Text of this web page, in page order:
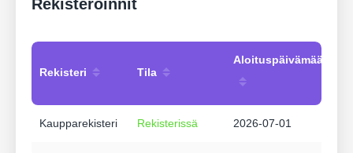
Rekisteröinnit
Rekisteri Tila
Aloituspäivämäärä
Kaupparekisteri Rekisterissä 2026-07-01